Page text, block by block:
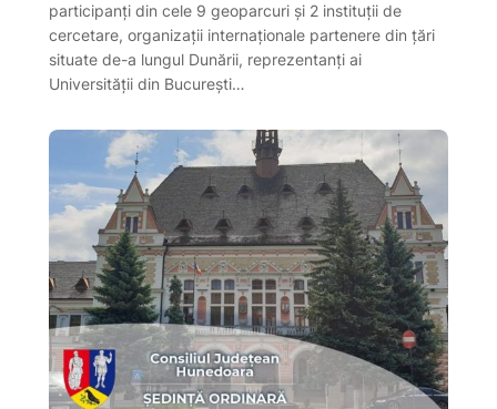
participanți din cele 9 geoparcuri și 2 instituții de
cercetare, organizații internaționale partenere din țări
situate de-a lungul Dunării, reprezentanți ai
Universității din București…